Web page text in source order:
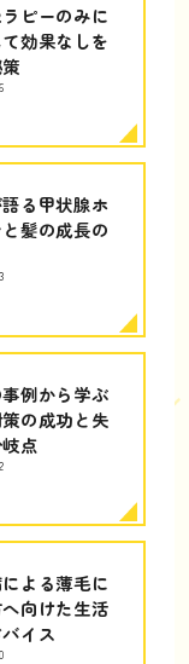
ピーのみに
効果なしを
る甲状腺ホ
髪の成長の
例から学ぶ
の成功と失
点
よる薄毛に
向けた生活
イス